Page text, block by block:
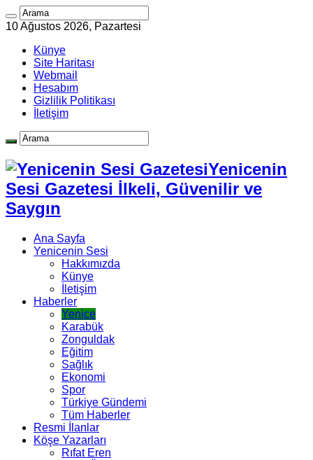
10 Ağustos 2026, Pazartesi
Künye
Site Haritası
Webmail
Hesabım
Gizlilik Politikası
İletişim
Yenicenin
Sesi Gazetesi İlkeli, Güvenilir ve
Saygın
Ana Sayfa
Yenicenin Sesi
Hakkımızda
Künye
İletişim
Haberler
Yenice
Karabük
Zonguldak
Eğitim
Sağlık
Ekonomi
Spor
Türkiye Gündemi
Tüm Haberler
Resmi İlanlar
Köşe Yazarları
Rıfat Eren